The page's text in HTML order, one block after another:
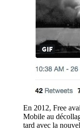
En 2012, Free
Mobile au
tard avec la